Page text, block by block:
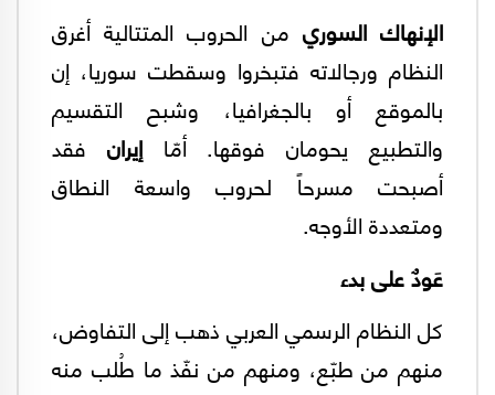
الإنهاك السوري من الحروب المتتالية أغرق
النظام ورجالاته فتبخروا وسقطت سوريا، إن
بالموقع أو بالجغرافيا، وشبح التقسيم
والتطبيع يحومان فوقها. أمّاإيران فقد
أصبحت مسرحاً لحروب واسعة النطاق
ومتعددة الأوجه.
عَودٌ على بدء
كل النظام الرسمي العربي ذهب إلى التفاوض،
منهم من طبّع، ومنهم من نفّذ ما طُلب منه